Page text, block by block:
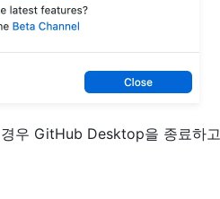
우 GitHub Desktop을 종료하